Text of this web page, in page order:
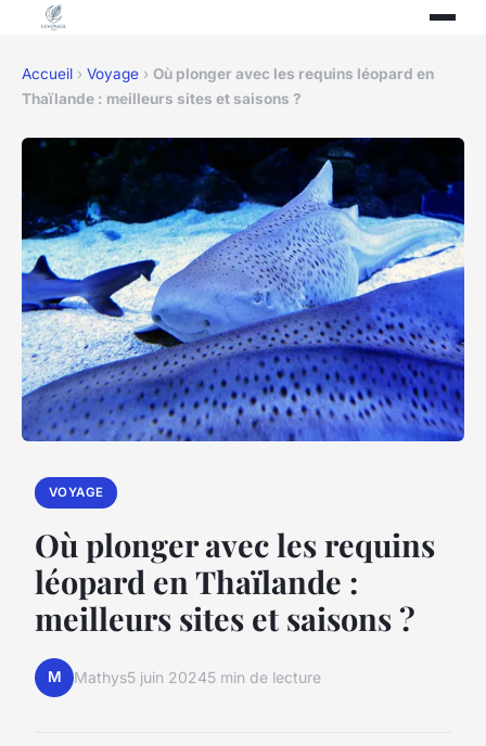
Accueil › Voyage › Où plonger avec les requins léopard en
Thaïlande : meilleurs sites et saisons ?
VOYAGE
Où plonger avec les requins
léopard en Thaïlande :
meilleurs sites et saisons ?
M Mathys5 juin 20245 min de lecture